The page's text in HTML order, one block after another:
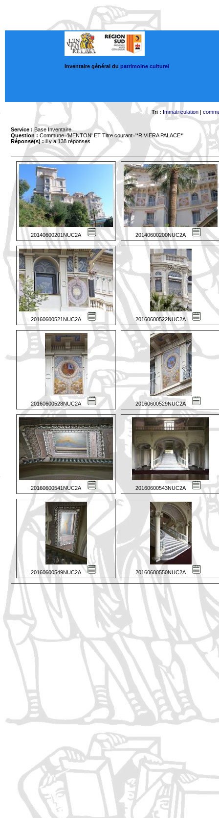
Inventaire général du patrimoine culturel
Tri : Immatriculation|
Service : Base Inventaire
Question : Commune='MENTON' ET Titre courant='*RIVIERA PALACE*'
Réponse(s) :il y a 138 réponses
20140600201NUC2A 20140600200NUC2A
20160600521NUC2A 20160600522NUC2A
20160600528NUC2A 20160600529NUC2A
20160600541NUC2A 20160600543NUC2A
20160600549NUC2A 20160600550NUC2A